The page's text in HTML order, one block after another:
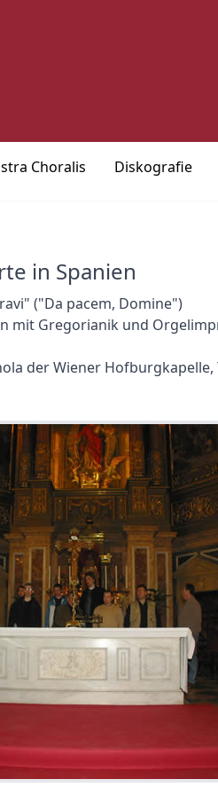
Choralis Diskografie
in Spanien
("Da pacem, Domine")
mit Gregorianik und
der Wiener